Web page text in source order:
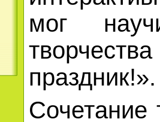
мог
праздник!».
Сочетание